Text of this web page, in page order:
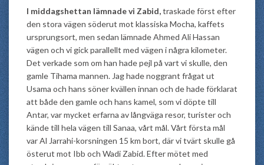
I middagshettan lämnade vi Zabid,traskade först efter
den stora vägen söderut mot klassiska Mocha, kaffets
ursprungsort, men sedan lämnade Ahmed Ali Hassan
vägen och vi gick parallellt med vägen i några kilometer.
Det verkade som om han hade pejl på vart vi skulle, den
gamle Tihama mannen. Jag hade noggrant frågat ut
Usama och hans söner kvällen innan och de hade förklarat
att både den gamle och hans kamel, som vi döpte till
Antar, var mycket erfarna av långväga resor, turister och
kände till hela vägen till Sanaa, vårt mål. Vårt första mål
var Al Jarrahi-korsningen 15 km bort, där vi tvärt skulle gå
österut mot Ibb och Wadi Zabid. Efter mötet med